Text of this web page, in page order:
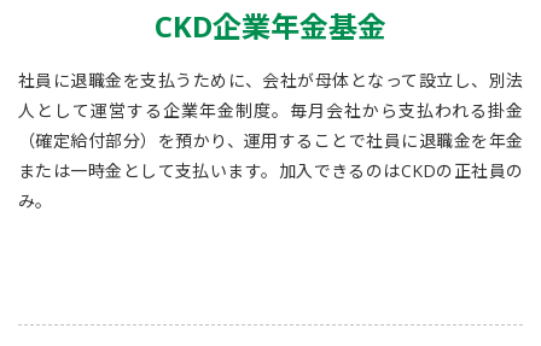
CKD企業年金基金
社員に退職金を支払うために、会社が母体となって設立し、別法
人として運営する企業年金制度。毎月会社から支払われる掛金
（確定給付部分）を預かり、運用することで社員に退職金を年金
または一時金として支払います。加入できるのはCKDの正社員の
み。